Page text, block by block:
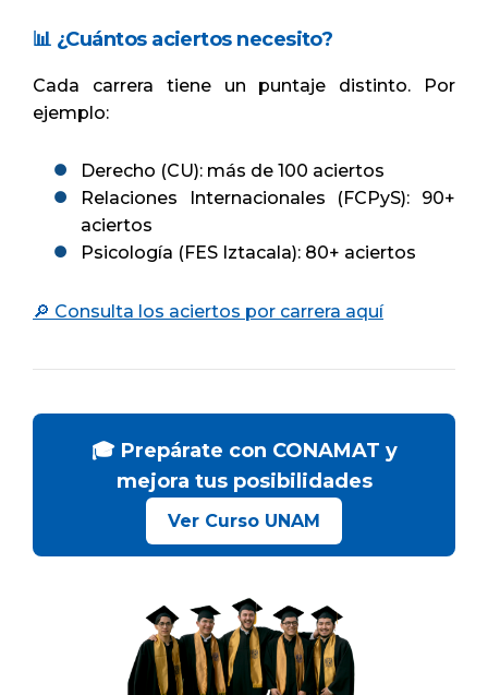
📊 ¿Cuántos aciertos necesito?
Cada carrera tiene un puntaje distinto. Por
ejemplo:
Derecho (CU): más de 100 aciertos
Relaciones Internacionales (FCPyS): 90+
aciertos
Psicología (FES Iztacala): 80+ aciertos
🔎 Consulta los aciertos por carrera aquí
🎓 Prepárate con CONAMAT y
mejora tus posibilidades
Ver Curso UNAM